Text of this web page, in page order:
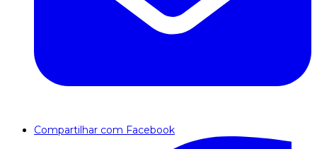
Compartilhar com Facebook